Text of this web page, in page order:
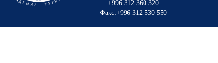
+996 312 360 320
Факс:+996 312 530 550